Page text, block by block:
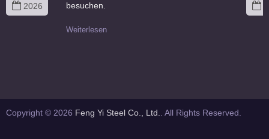
2026
besuchen.
Weiterlesen
Copyright © 2026 Feng Yi Steel Co., Ltd.. All Rights Reserved.